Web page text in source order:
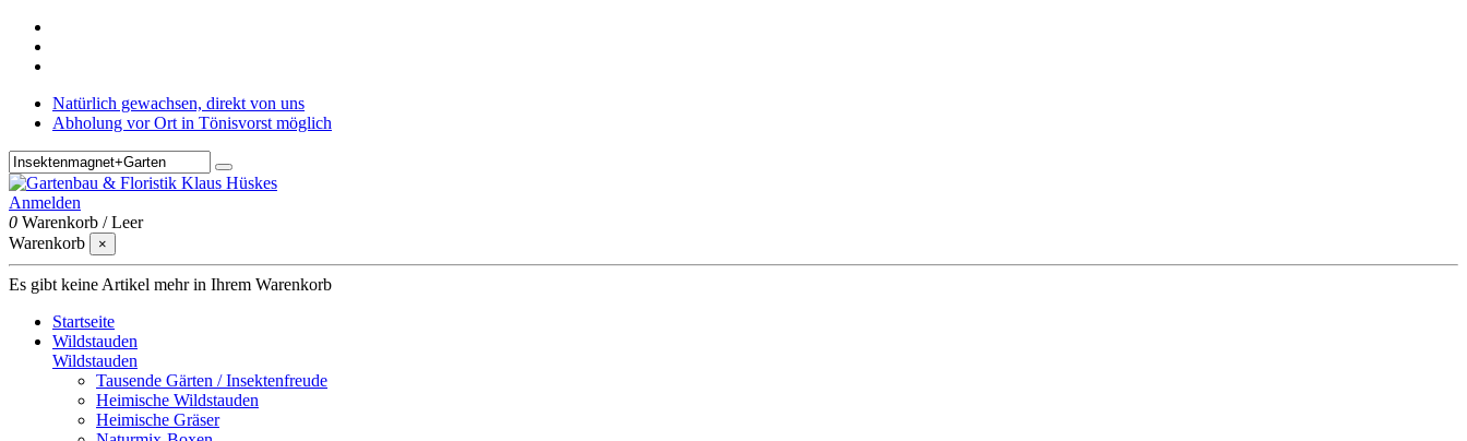
Natürlich gewachsen, direkt von uns
Abholung vor Ort in Tönisvorst möglich
Anmelden
0 Warenkorb /Leer
Warenkorb
×
Es gibt keine Artikel mehr in Ihrem Warenkorb
Startseite
Wildstauden
Wildstauden
Tausende Gärten / Insektenfreude
Heimische Wildstauden
Heimische Gräser